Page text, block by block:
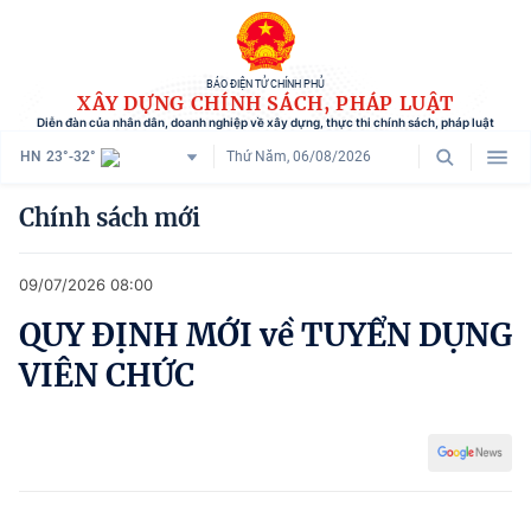
BÁO ĐIỆN TỬ CHÍNH PHỦ
XÂY DỰNG CHÍNH SÁCH, PHÁP LUẬT
Diễn đàn của nhân dân, doanh nghiệp về xây dựng, thực thi chính sách, pháp luật
HN 23°-32° Thứ Năm, 06/08/2026
Danh mục
Tham vấn chính sách
Chính sách mới
09/07/2026 08:00
QUY ĐỊNH MỚI về TUYỂN DỤNG
VIÊN CHỨC